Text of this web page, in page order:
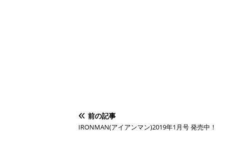
前の記事
IRONMAN(アイアンマン)2019年1月号 発売中！